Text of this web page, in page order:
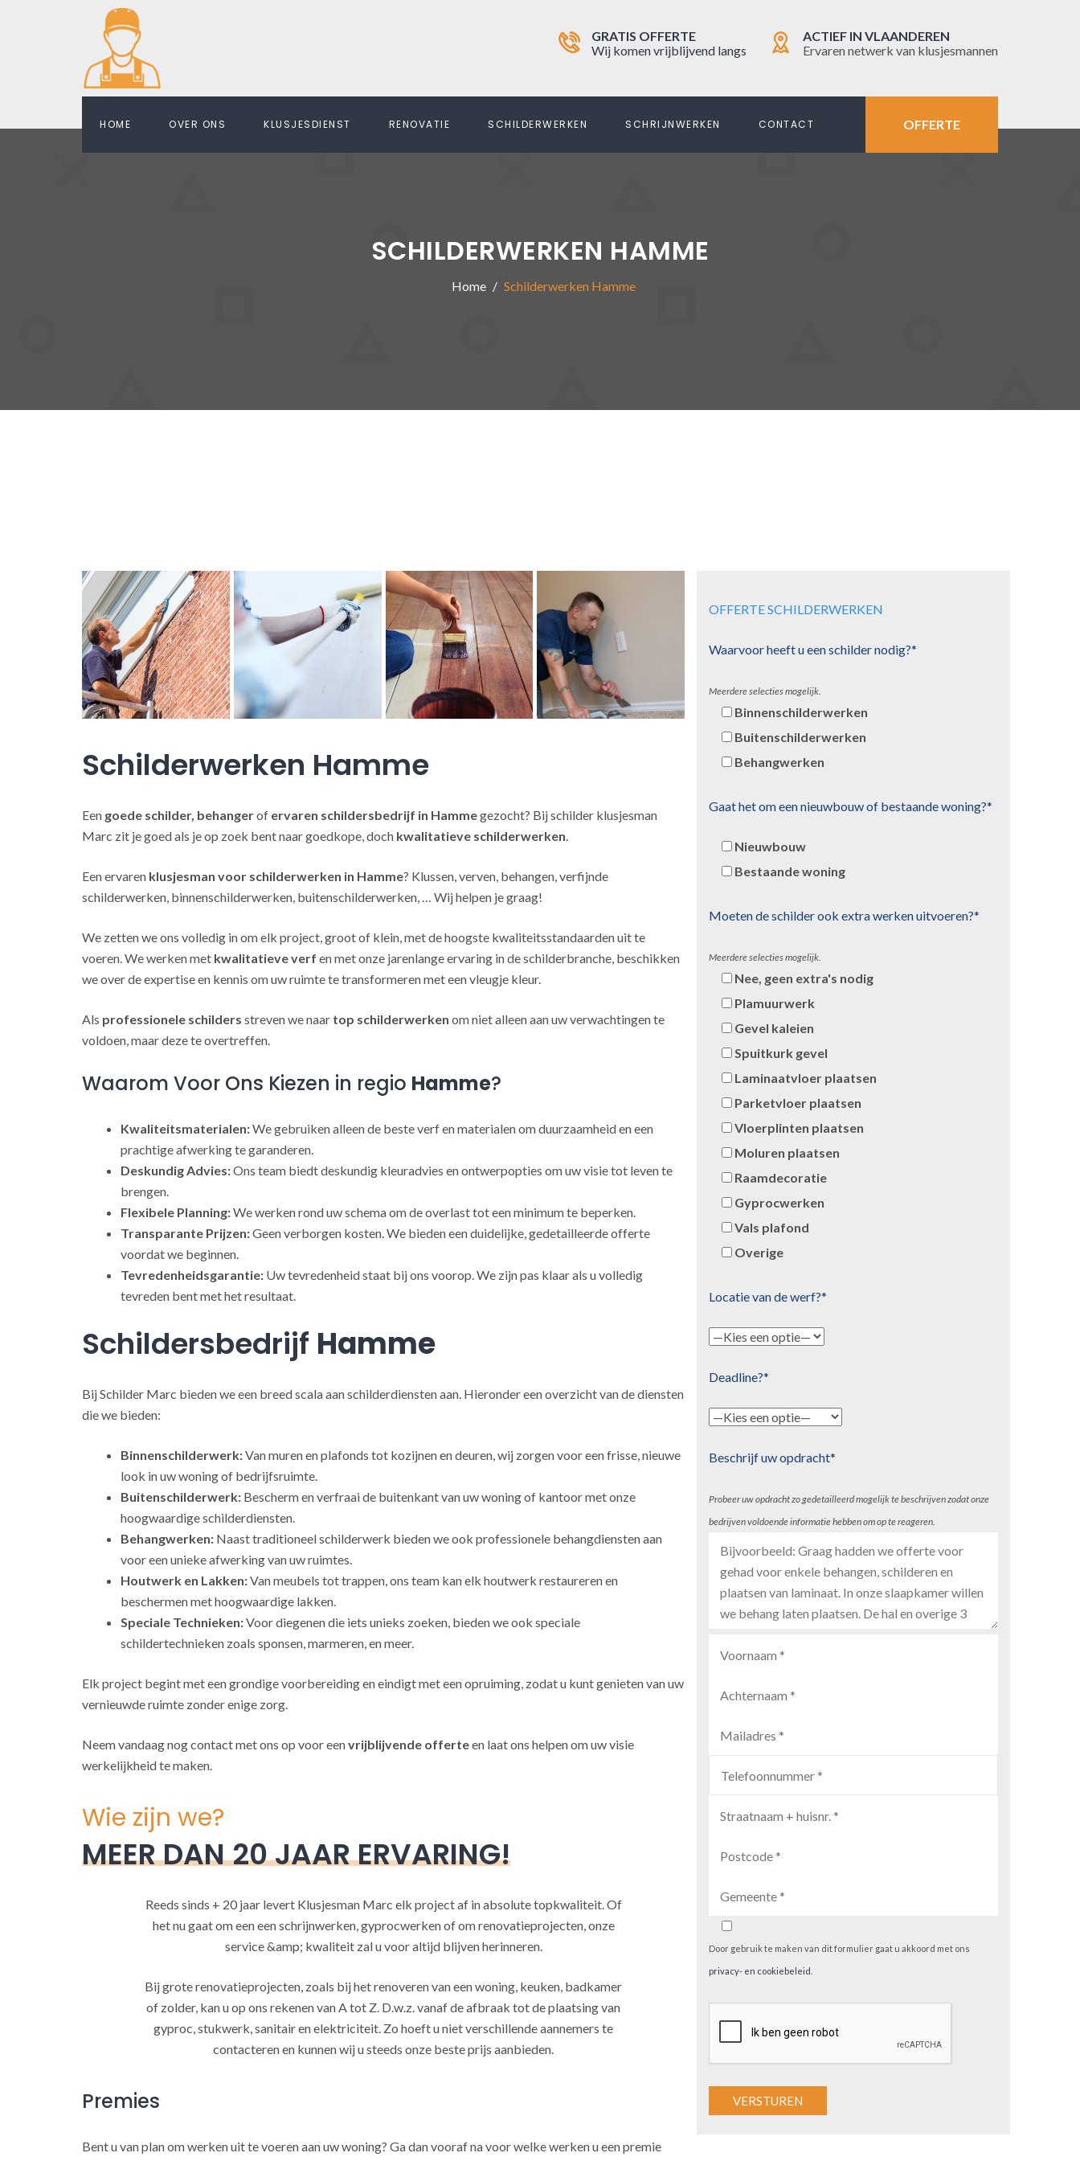
GRATIS OFFERTE
Wij komen vrijblijvend langs
ACTIEF IN VLAANDEREN
Ervaren netwerk van klusjesmannen
HOME OVER ONS KLUSJESDIENST RENOVATIE SCHILDERWERKEN SCHRIJNWERKEN CONTACT OFFERTE
SCHILDERWERKEN HAMME
Home Schilderwerken Hamme
Schilderwerken Hamme
Een goede schilder, behangerof ervaren schildersbedrijf in Hammegezocht? Bij schilder klusjesman
Marc zit je goed als je op zoek bent naar goedkope, doch kwalitatieve schilderwerken
Een ervaren klusjesman voor schilderwerken in Hamme? Klussen, verven, behangen, verfijnde
schilderwerken, binnenschilderwerken, buitenschilderwerken, … Wij helpen je graag!
We zetten we ons volledig in om elk project, groot of klein, met de hoogste kwaliteitsstandaarden uit te
voeren. We werken met kwalitatieve verf en met onze jarenlange ervaring in de schilderbranche, beschikken
we over de expertise en kennis om uw ruimte te transformeren met een vleugje kleur.
Als professionele schilders streven we naar top schilderwerken om niet alleen aan uw verwachtingen te
voldoen, maar deze te overtreffen.
Waarom Voor Ons Kiezen in regio Hamme?
Kwaliteitsmaterialen:We gebruiken alleen de beste verf en materialen om duurzaamheid en een
prachtige afwerking te garanderen.
Deskundig Advies:Ons team biedt deskundig kleuradvies en ontwerpopties om uw visie tot leven te
brengen.
Flexibele Planning:We werken rond uw schema om de overlast tot een minimum te beperken.
Transparante Prijzen:Geen verborgen kosten. We bieden een duidelijke, gedetailleerde offerte
voordat we beginnen.
Tevredenheidsgarantie: Uw tevredenheid staat bij ons voorop. We zijn pas klaar als u volledig
tevreden bent met het resultaat.
Schildersbedrijf Hamme
Bij Schilder Marc bieden we een breed scala aan schilderdiensten aan. Hieronder een overzicht van de diensten
die we bieden:
Binnenschilderwerk:Van muren en plafonds tot kozijnen en deuren, wij zorgen voor een frisse, nieuwe
look in uw woning of bedrijfsruimte.
Buitenschilderwerk: Bescherm en verfraai de buitenkant van uw woning of kantoor met onze
hoogwaardige schilderdiensten.
Behangwerken: Naast traditioneel schilderwerk bieden we ook professionele behangdiensten aan
voor een unieke afwerking van uw ruimtes.
Houtwerk en Lakken:Van meubels tot trappen, ons team kan elk houtwerk restaureren en
beschermen met hoogwaardige lakken.
Speciale Technieken:Voor diegenen die iets unieks zoeken, bieden we ook speciale
schildertechnieken zoals sponsen, marmeren, en meer.
Elk project begint met een grondige voorbereiding en eindigt met een opruiming, zodat u kunt genieten van uw
vernieuwde ruimte zonder enige zorg.
Neem vandaag nog contact met ons op voor eenvrijblijvende offerteen laat ons helpen om uw visie
werkelijkheid te maken.
Wie zijn we?
MEER DAN 20 JAAR ERVARING!
Reeds sinds + 20 jaar levert Klusjesman Marc elk project af in absolute topkwaliteit. Of
het nu gaat om een een schrijnwerken, gyprocwerken of om renovatieprojecten, onze
service &amp; kwaliteit zal u voor altijd blijven herinneren.
Bij grote renovatieprojecten, zoals bij het renoveren van een woning, keuken, badkamer
of zolder, kan u op ons rekenen van A tot Z. D.w.z. vanaf de afbraak tot de plaatsing van
gyproc, stukwerk, sanitair en elektriciteit. Zo hoeft u niet verschillende aannemers te
contacteren en kunnen wij u steeds onze beste prijs aanbieden.
Premies
Bent u van plan om werken uit te voeren aan uw woning? Ga dan vooraf na voor welke werken u een premie
OFFERTE SCHILDERWERKEN
Waarvoor heeft u een schilder nodig?*
Meerdere selecties mogelijk.
Binnenschilderwerken
Buitenschilderwerken
Behangwerken
Gaat het om een nieuwbouw of bestaande woning?*
Nieuwbouw
Bestaande woning
Moeten de schilder ook extra werken uitvoeren?*
Meerdere selecties mogelijk.
Nee, geen extra's nodig
Plamuurwerk
Gevel kaleien
Spuitkurk gevel
Laminaatvloer plaatsen
Parketvloer plaatsen
Vloerplinten plaatsen
Moluren plaatsen
Raamdecoratie
Gyprocwerken
Vals plafond
Overige
Locatie van de werf?*
Deadline?*
Beschrijf uw opdracht*
Probeer uw opdracht zo gedetailleerd mogelijk te beschrijven zodat onze
bedrijven voldoende informatie hebben om op te reageren.
Door gebruik te maken van dit formulier gaat u akkoord met ons
privacy- en cookiebeleid